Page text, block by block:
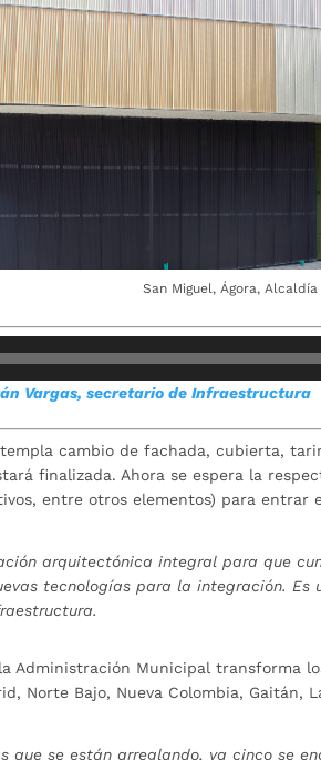
San Miguel, Ágora,
Vargas, secretario de Infraestructura
cambio de fachada, cubierta,
finalizada. Ahora se espera la
entre otros elementos) para entrar
arquitectónica integral para que
tecnologías para la integración. Es
Administración Municipal transforma
Norte Bajo, Nueva Colombia, Gaitán,
que se están arreglando, ya cinco se